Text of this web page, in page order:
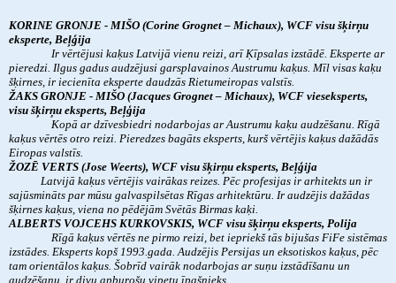
KORINE GRONJE - MIŠO (Corine Grognet – Michaux), WCF visu šķirņu
eksperte, Beļģija
Ir vērtējusi kaķus Latvijā vienu reizi, arī Ķīpsalas izstādē. Eksperte ar
pieredzi. Ilgus gadus audzējusi garsplavainos Austrumu kaķus. Mīl visas kaķu
šķirnes, ir iecienīta eksperte daudzās Rietumeiropas valstīs.
ŽAKS GRONJE - MIŠO (Jacques Grognet – Michaux), WCF vieseksperts,
visu šķirņu eksperts, Beļģija
Kopā ar dzīvesbiedri nodarbojas ar Austrumu kaķu audzēšanu. Rīgā
kaķus vērtēs otro reizi. Pieredzes bagāts eksperts, kurš vērtējis kaķus dažādās
Eiropas valstīs.
ŽOZĒ VERTS (Jose Weerts), WCF visu šķirņu eksperts, Beļģija
Latvijā kaķus vērtējis vairākas reizes. Pēc profesijas ir arhitekts un ir
sajūsmināts par mūsu galvaspilsētas Rīgas arhitektūru. Ir audzējis dažādas
šķirnes kaķus, viena no pēdējām Svētās Birmas kaķi.
ALBERTS VOJCEHS KURKOVSKIS, WCF visu šķirņu eksperts, Polija
Rīgā kaķus vērtēs ne pirmo reizi, bet iepriekš tās bijušas FiFe sistēmas
izstādes. Eksperts kopš 1993.gada. Audzējis Persijas un eksotiskos kaķus, pēc
tam orientālos kaķus. Šobrīd vairāk nodarbojas ar suņu izstādīšanu un
audzēšanu, ir divu apburošu vipetu īpašnieks.